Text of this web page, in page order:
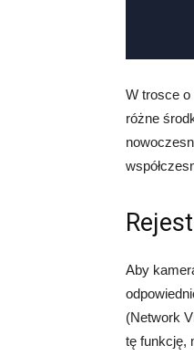
W trosce
różne
Aby
(Network
tę funkcję,